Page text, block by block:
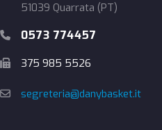
51039 Quarrata (PT)
0573 774457
375 985 5526
segreteria@danybasket.it